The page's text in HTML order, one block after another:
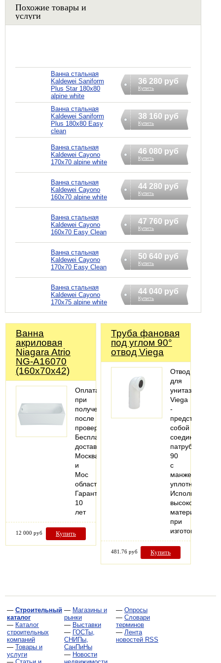
Похожие товары и
услуги
Ванна стальная
Kaldewei Saniform
Plus Star 180x80
alpine white
36 280 руб
Купить
Ванна стальная
Kaldewei Saniform
Plus 180x80 Easy
clean
38 160 руб
Купить
Ванна стальная
Kaldewei Cayono
170x70 alpine white
46 080 руб
Купить
Ванна стальная
Kaldewei Cayono
160x70 alpine white
44 280 руб
Купить
Ванна стальная
Kaldewei Cayono
160x70 Easy Clean
47 760 руб
Купить
Ванна стальная
Kaldewei Cayono
170x70 Easy Clean
50 640 руб
Купить
Ванна стальная
Kaldewei Cayono
170x75 alpine white
44 040 руб
Купить
Ванна
акриловая
Niagara Atrio
NG-A16070
(160х70х42)
Оплата
при
получении
после
проверки
Бесплатная
доставка
Москва
и
Мос
область
Гарантия
10
лет
12 000 руб Купить
Труба фановая
под углом 90°
отвод Viega
Отвод
для
унитаза
Viega
-
представляет
собой
патрубок
90
с
манжетным
уплотнением.
Использование
материалов
при
изготовлении…
481.76 руб Купить
— Строительный
каталог
— Каталог
строительных
компаний
— Товары и
услуги
— Статьи и
— Магазины и
рынки
— Выставки
— ГОСТы,
СНИПы,
СанПиНы
— Новости
недвижимости
— Опросы
— Словари
терминов
— Лента
новостей RSS